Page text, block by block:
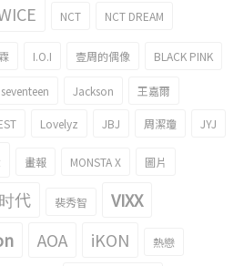
NCT NCT DREAM
I.O.I 壹周的偶像 BLACK PINK
seventeen Jackson 王嘉爾
Lovelyz JBJ 周潔瓊 JYJ
畫報 MONSTA X 圖片
代 裴秀智 VIXX
AOA iKON 熱戀